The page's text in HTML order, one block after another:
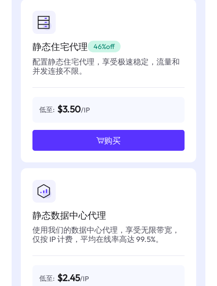
静态住宅代理 46%off
配置静态住宅代理，享受极速稳定，流量和
并发连接不限。
低至: $3.50/IP
购买
静态数据中心代理
使用我们的数据中心代理，享受无限带宽，
仅按 IP 计费，平均在线率高达 99.5%。
低至: $2.45/IP